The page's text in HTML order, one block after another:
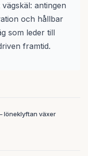
antingen
och hållbar
som leder till
framtid.
löneklyftan växer